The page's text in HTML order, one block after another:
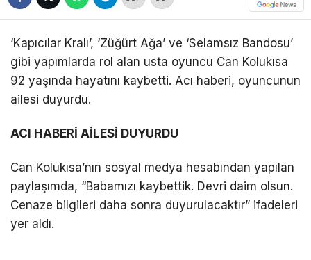
‘Kapıcılar Kralı’, ‘Züğürt Ağa’ ve ‘Selamsız Bandosu’
gibi yapımlarda rol alan usta oyuncu Can Kolukısa
92 yaşında hayatını kaybetti. Acı haberi, oyuncunun
ailesi duyurdu.
ACI HABERİ AİLESİ DUYURDU
Can Kolukısa’nın sosyal medya hesabından yapılan
paylaşımda, “Babamızı kaybettik. Devri daim olsun.
Cenaze bilgileri daha sonra duyurulacaktır” ifadeleri
yer aldı.